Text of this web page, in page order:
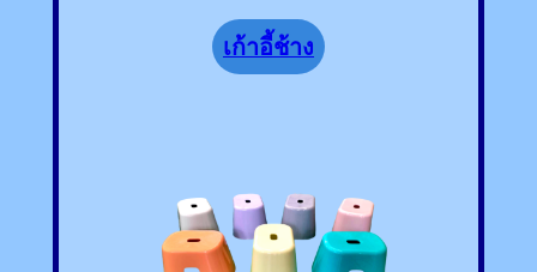
เก้าอี้ช้าง